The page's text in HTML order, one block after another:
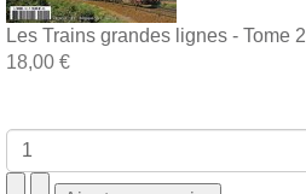
Les Trains grandes lignes - Tome 2
18,00 €